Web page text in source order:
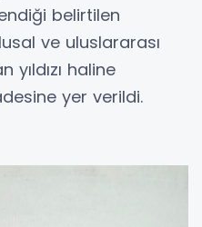
belirtilen
ve uluslararası
haline
yer verildi.